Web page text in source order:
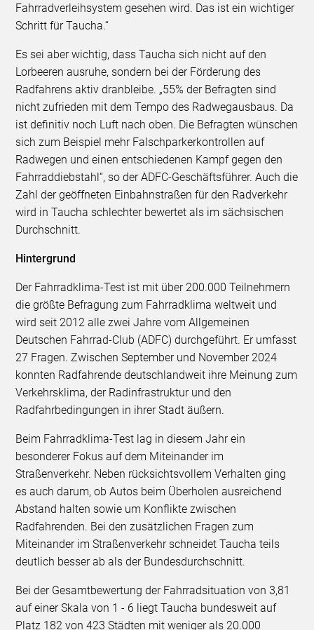
Fahrradverleihsystem gesehen wird. Das ist ein wichtiger
Schritt für Taucha.“
Es sei aber wichtig, dass Taucha sich nicht auf den
Lorbeeren ausruhe, sondern bei der Förderung des
Radfahrens aktiv dranbleibe. „55% der Befragten sind
nicht zufrieden mit dem Tempo des Radwegausbaus. Da
ist definitiv noch Luft nach oben. Die Befragten wünschen
sich zum Beispiel mehr Falschparkerkontrollen auf
Radwegen und einen entschiedenen Kampf gegen den
Fahrraddiebstahl“, so der ADFC-Geschäftsführer. Auch die
Zahl der geöffneten Einbahnstraßen für den Radverkehr
wird in Taucha schlechter bewertet als im sächsischen
Durchschnitt.
Hintergrund
Der Fahrradklima-Test ist mit über 200.000 Teilnehmern
die größte Befragung zum Fahrradklima weltweit und
wird seit 2012 alle zwei Jahre vom Allgemeinen
Deutschen Fahrrad-Club (ADFC) durchgeführt. Er umfasst
27 Fragen. Zwischen September und November 2024
konnten Radfahrende deutschlandweit ihre Meinung zum
Verkehrsklima, der Radinfrastruktur und den
Radfahrbedingungen in ihrer Stadt äußern.
Beim Fahrradklima-Test lag in diesem Jahr ein
besonderer Fokus auf dem Miteinander im
Straßenverkehr. Neben rücksichtsvollem Verhalten ging
es auch darum, ob Autos beim Überholen ausreichend
Abstand halten sowie um Konflikte zwischen
Radfahrenden. Bei den zusätzlichen Fragen zum
Miteinander im Straßenverkehr schneidet Taucha teils
deutlich besser ab als der Bundesdurchschnitt.
Bei der Gesamtbewertung der Fahrradsituation von 3,81
auf einer Skala von 1 - 6 liegt Taucha bundesweit auf
Platz 182 von 423 Städten mit weniger als 20.000